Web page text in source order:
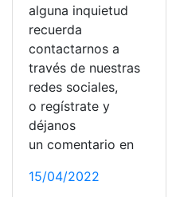
alguna inquietud
recuerda
contactarnos a
través de nuestras
redes sociales,
o regístrate y
déjanos
un comentario en
15/04/2022